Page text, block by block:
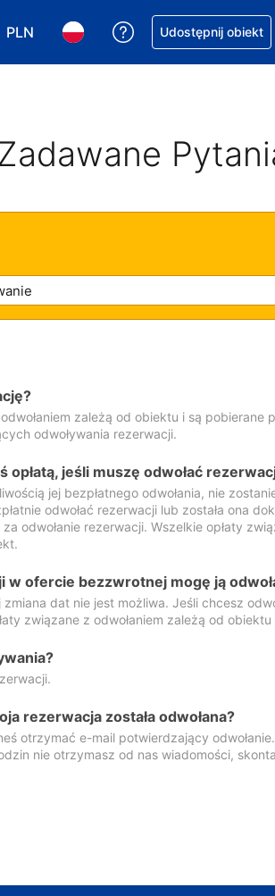
PLN
Wybierz walutę. Wybrana waluta to
Wybierz język. Wybrany język
Uzyskaj pomoc w
Udostępnij obiekt
zależą od obiektu i są pobierane
odwoływania rezerwacji.
opłatą, jeśli muszę odwołać
jej bezpłatnego odwołania, nie
odwołać rezerwacji lub została ona
odwołanie rezerwacji. Wszelkie opłaty
ofercie bezzwrotnej mogę ją
dat nie jest możliwa. Jeśli chcesz
związane z odwołaniem zależą od
rezerwacja została odwołana?
otrzymać e-mail potwierdzający
nie otrzymasz od nas wiadomości,